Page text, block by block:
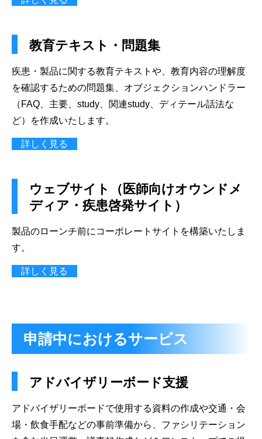
教育テキスト・問題集
疾患・製品に関する教育テキストや、教育内容の理解度
を確認するための問題集、オブジェクションハンドラー
（FAQ、主要、study、関連study、ディテール話法な
ど）を作成いたします。
詳しく見る
ウェブサイト（医師向けオウンドメ
ディア・疾患啓発サイト）
製品のローンチ前にコーポレートサイトを構築いたしま
す。
詳しく見る
申請中におけるサービス
アドバイザリーボード支援
アドバイザリーボードで使用する資料の作成や交通・会
場・飲食手配などの事前準備から、ファシリテーション